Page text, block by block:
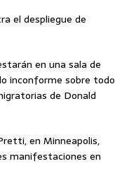
el despliegue de
en una sala de
inconforme sobre todo
de Donald
en Minneapolis,
manifestaciones en